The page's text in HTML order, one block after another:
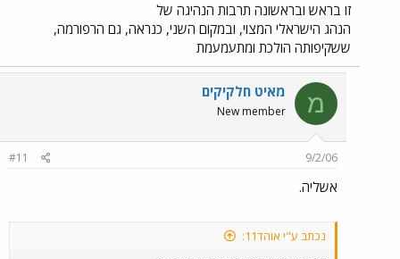
זו בראש ובראשונה תרבות הנהיגה של
הנהג הישראלי המצוי, ובמקום השני, כנראה, גם הרפורמה,
ששקיפותה הולכת ומתעמעמת
מ מאיט חלקיקים
New member
9/2/06
#11
אשליה.
נכתב ע"י אוהד11: